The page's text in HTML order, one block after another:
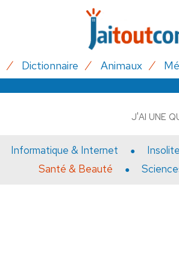
Dictionnaire Animaux
J'AI UNE
Informatique & Internet Insolite
Santé & Beauté